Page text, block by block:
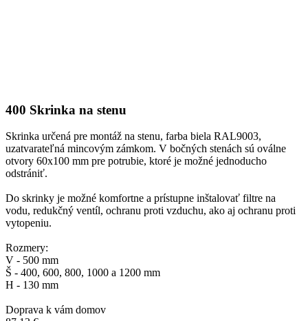
400 Skrinka na stenu
Skrinka určená pre montáž na stenu, farba biela RAL9003,
uzatvarateľná mincovým zámkom. V bočných stenách sú oválne
otvory 60x100 mm pre potrubie, ktoré je možné jednoducho
odstrániť.
Do skrinky je možné komfortne a prístupne inštalovať filtre na
vodu, redukčný ventíl, ochranu proti vzduchu, ako aj ochranu proti
vytopeniu.
Rozmery:
V - 500 mm
Š - 400, 600, 800, 1000 a 1200 mm
H - 130 mm
Doprava k vám domov